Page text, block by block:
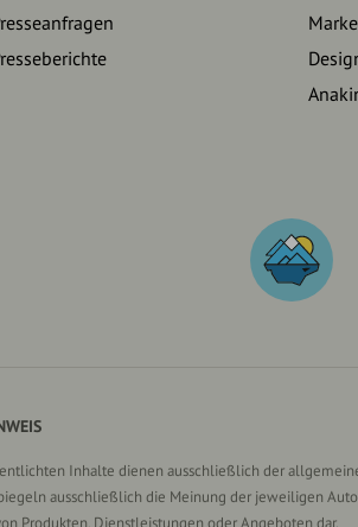
Inhalte dienen ausschließlich der
ausschließlich die Meinung der jeweiligen
Produkten, Dienstleistungen oder Angeboten dar.